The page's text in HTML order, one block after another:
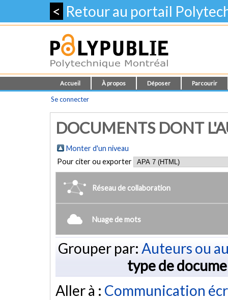
< Retour au portail
Accueil À propos Déposer Parcourir
Se connecter
DOCUMENTS DONT
Monter d'un niveau
Pour citer ou exporter
Réseau de collaboration
Nuage de mots
Grouper par: Auteurs ou
type de
Aller à : Communication